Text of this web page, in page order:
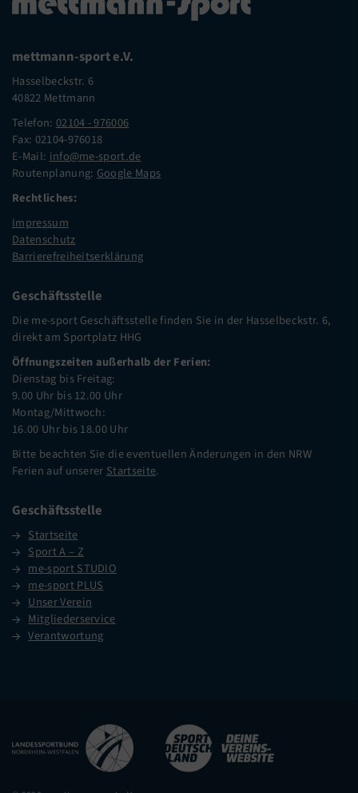
mettmann-sport e.V.
Hasselbeckstr. 6
40822 Mettmann
Telefon: 02104 - 976006
Fax: 02104-976018
E-Mail: info@me-sport.de
Routenplanung: Google Maps
Rechtliches:
Impressum
Datenschutz
Barrierefreiheitserklärung
Geschäftsstelle
Die me-sport Geschäftsstelle finden Sie in der Hasselbeckstr. 6,
direkt am Sportplatz HHG
Öffnungszeiten außerhalb der Ferien:
Dienstag bis Freitag:
9.00 Uhr bis 12.00 Uhr
Montag/Mittwoch:
16.00 Uhr bis 18.00 Uhr
Bitte beachten Sie die eventuellen Änderungen in den NRW
Ferien auf unserer Startseite.
Geschäftsstelle
Startseite
Sport A – Z
me-sport STUDIO
me-sport PLUS
Unser Verein
Mitgliederservice
Verantwortung